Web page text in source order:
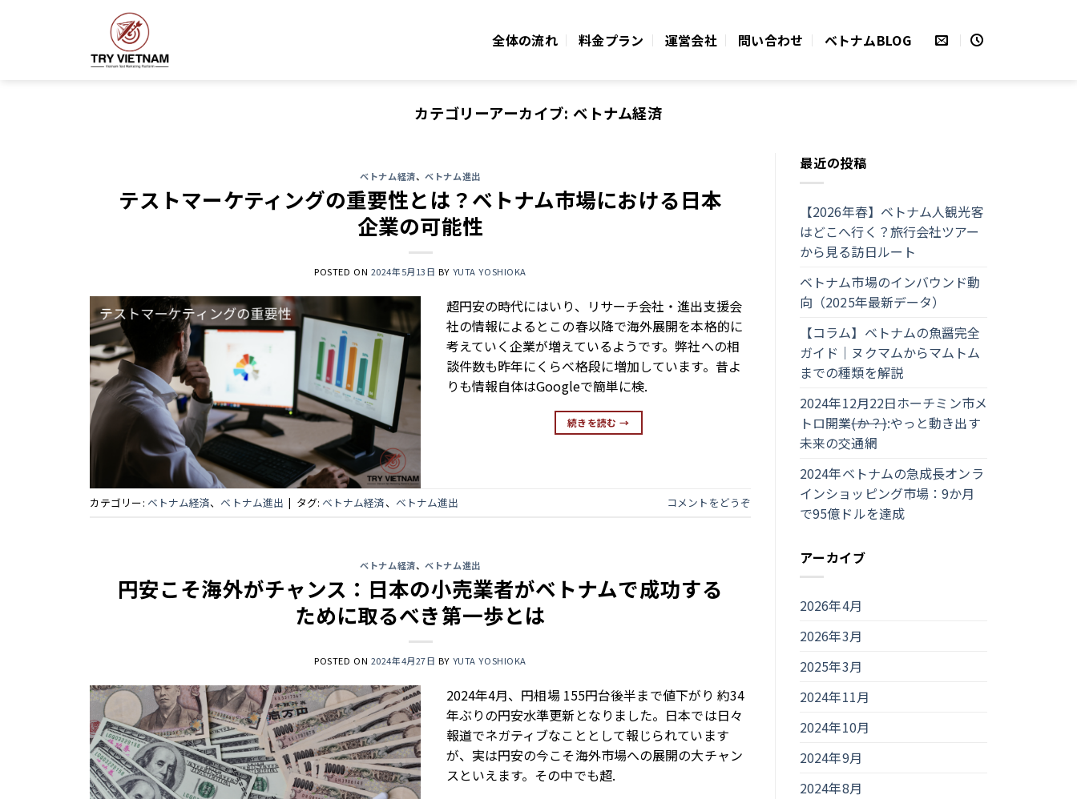
全体の流れ 料金プラン 運営会社 問い合わせ ベトナムBLOG
カテゴリーアーカイブ: ベトナム経済
ベトナム経済、ベトナム進出
テストマーケティングの重要性とは？ベトナム市場における日本
企業の可能性
POSTED ON 2024年5月13日 BY YUTA YOSHIOKA
超円安の時代にはいり、リサーチ会社・進出支援会
社の情報によるとこの春以降で海外展開を本格的に
考えていく企業が増えているようです。弊社への相
談件数も昨年にくらべ格段に増加しています。昔よ
りも情報自体はGoogleで簡単に検.
続きを読む→
カテゴリー: ベトナム経済、 ベトナム進出 | タグ: ベトナム経済、 ベトナム進出 コメントをどうぞ
ベトナム経済、ベトナム進出
円安こそ海外がチャンス：日本の小売業者がベトナムで成功する
ために取るべき第一歩とは
POSTED ON 2024年4月27日 BY YUTA YOSHIOKA
2024年4月、円相場 155円台後半まで値下がり 約34
年ぶりの円安水準更新となりました。日本では日々
報道でネガティブなこととして報じられています
が、実は円安の今こそ海外市場への展開の大チャン
スといえます。その中でも超.
最近の投稿
【2026年春】ベトナム人観光客
はどこへ行く？旅行会社ツアー
から見る訪日ルート
ベトナム市場のインバウンド動
向（2025年最新データ）
【コラム】ベトナムの魚醤完全
ガイド｜ヌクマムからマムトム
までの種類を解説
2024年12月22日ホーチミン市メ
トロ開業(か？):やっと動き出す
未来の交通網
2024年ベトナムの急成長オンラ
インショッピング市場：9か月
で95億ドルを達成
アーカイブ
2026年4月
2026年3月
2025年3月
2024年11月
2024年10月
2024年9月
2024年8月